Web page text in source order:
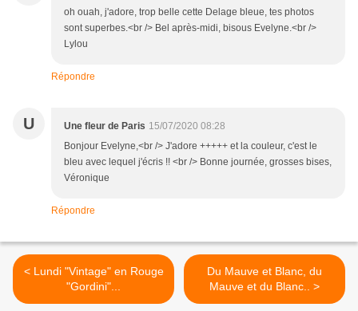
oh ouah, j'adore, trop belle cette Delage bleue, tes photos
sont superbes.<br /> Bel après-midi, bisous Evelyne.<br />
Lylou
Répondre
U Une fleur de Paris 15/07/2020 08:28
Bonjour Evelyne,<br /> J'adore +++++ et la couleur, c'est le
bleu avec lequel j'écris !! <br /> Bonne journée, grosses bises,
Véronique
Répondre
< Lundi "Vintage" en Rouge
"Gordini"...
Du Mauve et Blanc, du
Mauve et du Blanc.. >